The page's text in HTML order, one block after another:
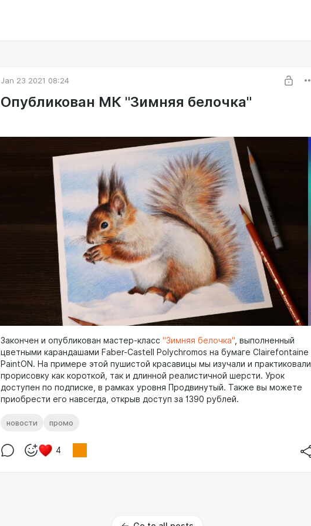
Jan 23 2021 08:24
Опубликован МК "Зимняя белочка"
Закончен и опубликован мастер-класс "Зимняя белочка", выполненный
цветными карандашами Faber-Castell Polychromos на бумаге Clairefontaine
PaintON. На примере этой пушистой красавицы мы изучали и практиковали
прорисовку как короткой, так и длинной реалистичной шерсти. Урок
доступен по подписке, в рамках уровня Продвинутый. Также вы можете
приобрести его навсегда, открыв доступ за 1390 рублей.
новости промо
4